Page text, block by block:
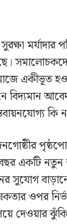
মর্যাদার
একীভূত
বিদ্যমান
একটি নতুন
সুযোগ
ওপর
দেওয়ার